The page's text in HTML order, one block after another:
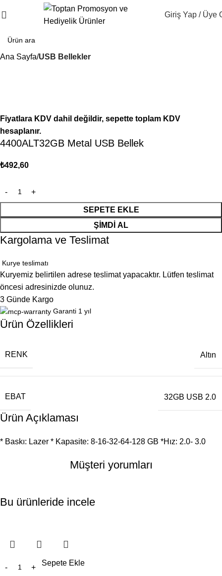
Giriş Yap / Üye
Ana Sayfa USB Bellekler
Fiyatlara KDV dahil değildir, sepette toplam KDV
hesaplanır.
4400ALT32GB Metal USB Bellek
₺492,60
SEPETE EKLE
ŞIMDI AL
Kargolama ve Teslimat
Kurye teslimatı
Kuryemiz belirtilen adrese teslimat yapacaktır. Lütfen teslimat
öncesi adresinizde olunuz.
3 Günde Kargo
Garanti 1 yıl
Ürün Özellikleri
RENK Altın
EBAT 32GB USB 2.0
Ürün Açıklaması
* Baskı: Lazer * Kapasite: 8-16-32-64-128 GB *Hız: 2.0- 3.0
Müşteri yorumları
Bu ürünleride incele
Sepete Ekle